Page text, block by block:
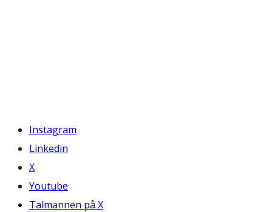
Instagram
Linkedin
X
Youtube
Talmannen på X